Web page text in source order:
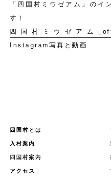
「四国村ミウゼアム」のイ
す！
四国村ミウゼアム
Instagram写真と動画
四国村とは
入村案内
四国村案内
アクセス